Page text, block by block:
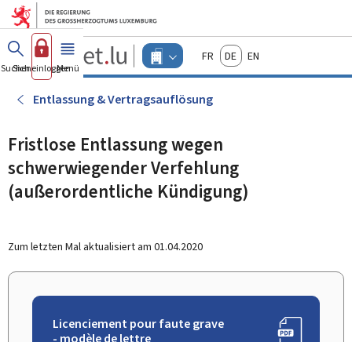
Zum Hauptmenü
Zum Inhalt
Guichet.lu
Changer
d'espace
Menu
actif
FrançaisDeutschEnglish
Suchen
Sich einloggen
Menü Haupt-
Entlassung & Vertragsauflösung
Fristlose Entlassung wegen
schwerwiegender Verfehlung
(außerordentliche Kündigung)
Zum letzten Mal aktualisiert am 01.04.2020
Licenciement pour faute grave
- modèle de lettre